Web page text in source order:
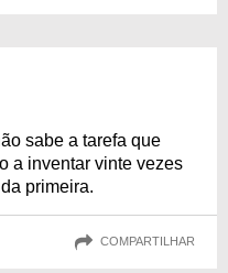
sabe a tarefa que
a inventar vinte vezes
primeira.
COMPARTILHAR